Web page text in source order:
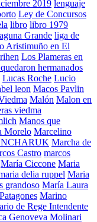
2019 lenguaje
Ley de Concursos
libro libro 1979
Grande liga de
Aristimuño en El
Los Plameras en
hermanados
Lucas Roche Lucio
leon Macos Pavlin
Malón Malon en
viedma
Manos que
Morelo Marcelino
Marcha de
Castro marcos
María Ciccone Maria
delia ruppel Maria
grandoso María Laura
Marino
de Rege Intendente
Genoveva Molinari